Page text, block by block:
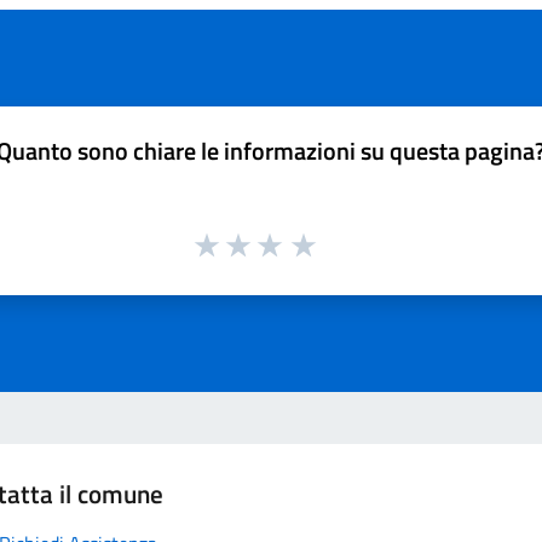
sono chiare le informazioni su questa
il comune